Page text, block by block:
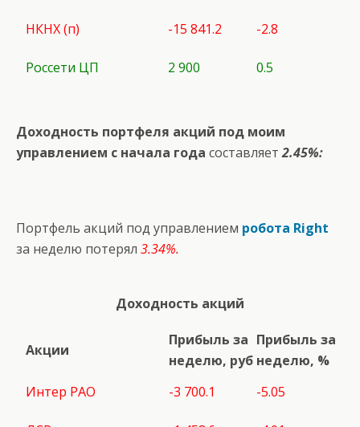
НКНХ (п) -15 841.2 -2.8
Россети ЦП 2 900 0.5
Доходность портфеля акций под моим
управлением с начала года составляет2.45%:
Портфель акций под управлением робота Right
за неделю потерял 3.34%.
Доходность акций
Акции
Прибыль за
неделю, руб
Прибыль за
неделю, %
Интер РАО
-3 700.1 -5.05